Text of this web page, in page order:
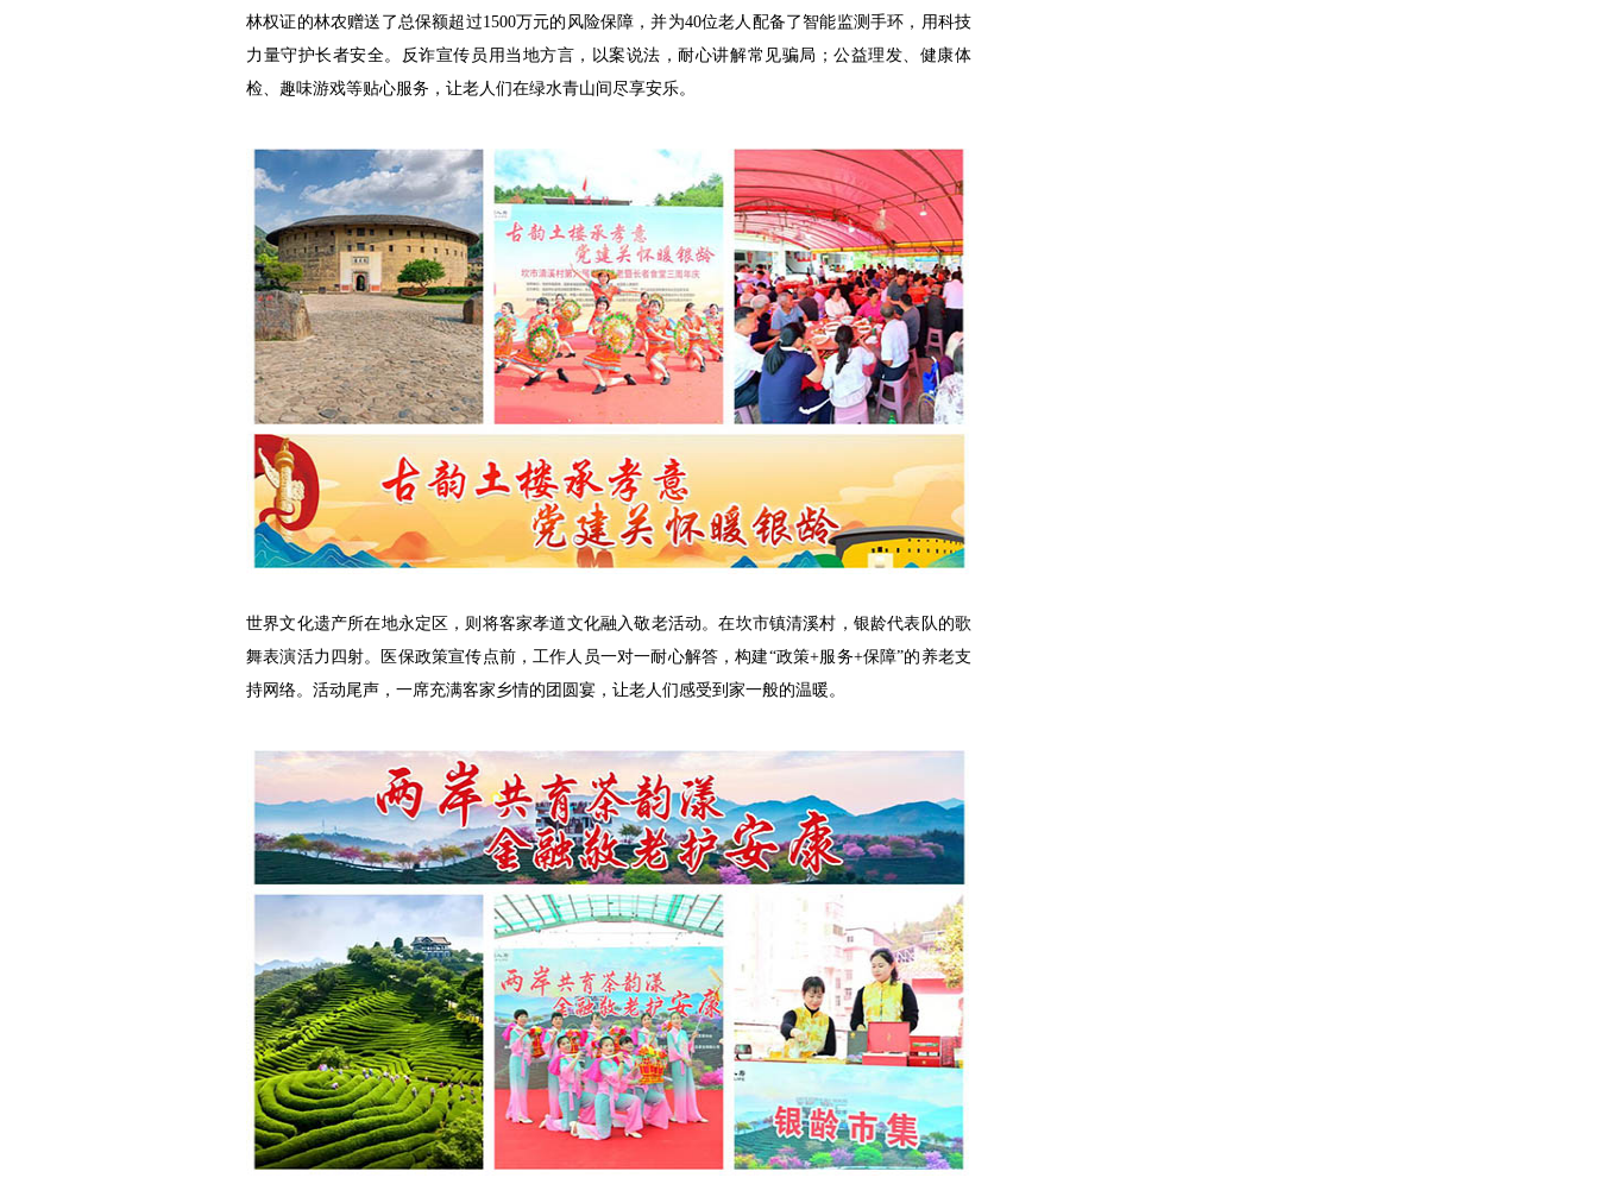
林权证的林农赠送了总保额超过1500万元的风险保障，并为40位老人配备了智能监测手环，用科技
力量守护长者安全。反诈宣传员用当地方言，以案说法，耐心讲解常见骗局；公益理发、健康体
检、趣味游戏等贴心服务，让老人们在绿水青山间尽享安乐。
世界文化遗产所在地永定区，则将客家孝道文化融入敬老活动。在坎市镇清溪村，银龄代表队的歌
舞表演活力四射。医保政策宣传点前，工作人员一对一耐心解答，构建“政策+服务+保障”的养老支
持网络。活动尾声，一席充满客家乡情的团圆宴，让老人们感受到家一般的温暖。